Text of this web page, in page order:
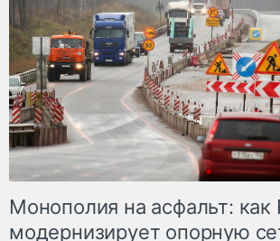
Монополия на асфальт: как
модернизирует опорную